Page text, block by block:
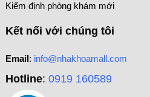
Kiểm định phòng khám mới
Kết nối với chúng tôi
Email: info@nhakhoamall.com
Hotline: 0919 160589